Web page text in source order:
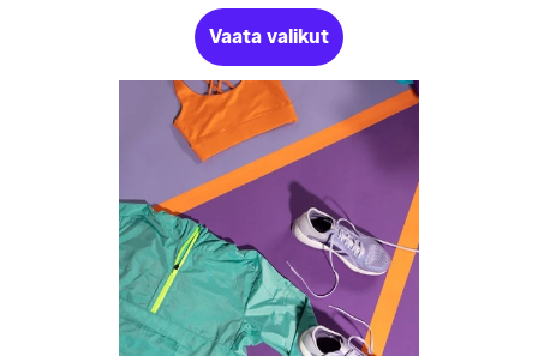
Vaata valikut